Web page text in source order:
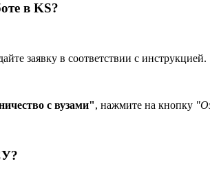
в KS?
заявку в соответствии с инструкцией.
с вузами", нажмите на кнопку